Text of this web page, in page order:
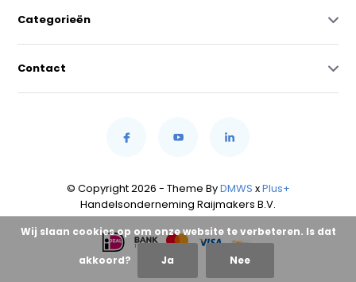
Categorieën
Contact
© Copyright 2026 - Theme ByDMWS xPlus+
Handelsonderneming Raijmakers B.V.
Wij slaan cookies op om onze website te verbeteren. Is dat
akkoord? Ja Nee